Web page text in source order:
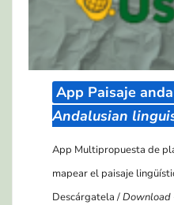
App Paisaje
Andalusian
App Multipropuesta de
mapear el paisaje
Descárgatela /Download